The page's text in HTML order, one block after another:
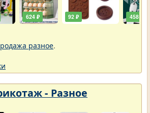
624 ₽ 92 ₽ 458 ₽
разное.
- Разное